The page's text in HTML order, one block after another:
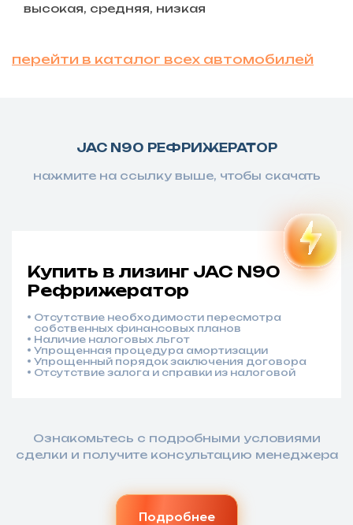
высокая, средняя, низкая
перейти в каталог всех автомобилей
JAC N90 РЕФРИЖЕРАТОР
нажмите на ссылку выше, чтобы скачать
Купить в лизинг JAC N90
Рефрижератор
Отсутствие необходимости пересмотра
собственных финансовых планов
Наличие налоговых льгот
Упрощенная процедура амортизации
Упрощенный порядок заключения договора
Отсутствие залога и справки из налоговой
Ознакомьтесь с подробными условиями
сделки и получите консультацию менеджера
Подробнее